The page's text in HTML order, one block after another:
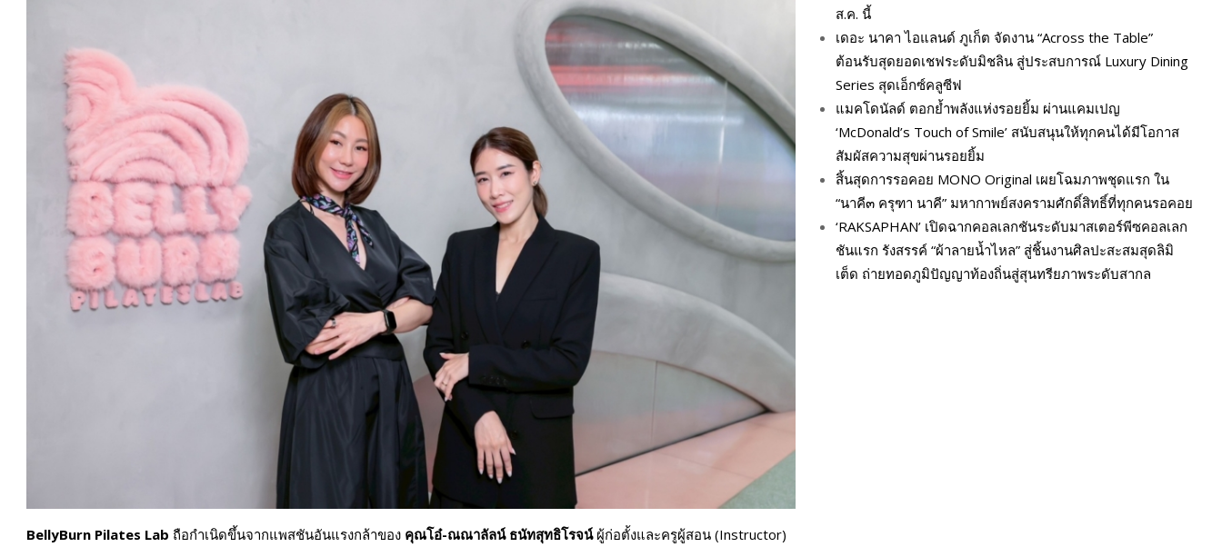
BellyBurn Pilates Lab ถือกำเนิดขึ้นจากแพสชันอันแรงกล้าของ คุณโอ๋-ณณาลัลน์ ธนัทสุทธิโรจน์ ผู้ก่อตั้งและครูผู้สอน (Instructor)
ส.ค. นี้
เดอะ นาคา ไอแลนด์ ภูเก็ต จัดงาน “Across the Table”
ต้อนรับสุดยอดเชฟระดับมิชลิน สู่ประสบการณ์ Luxury Dining
Series สุดเอ็กซ์คลูซีฟ
แมคโดนัลด์ ตอกย้ำพลังแห่งรอยยิ้ม ผ่านแคมเปญ
‘McDonald’s Touch of Smile’ สนับสนุนให้ทุกคนได้มีโอกาส
สัมผัสความสุขผ่านรอยยิ้ม
สิ้นสุดการรอคอย MONO Original เผยโฉมภาพชุดแรก ใน
“นาคี๓ ครุฑา นาคี” มหากาพย์สงครามศักดิ์สิทธิ์ที่ทุกคนรอคอย
‘RAKSAPHAN’ เปิดฉากคอลเลกชันระดับมาสเตอร์พีซคอลเลก
ชันแรก รังสรรค์ “ผ้าลายน้ำไหล” สู่ชิ้นงานศิลปะสะสมสุดลิมิ
เต็ด ถ่ายทอดภูมิปัญญาท้องถิ่นสู่สุนทรียภาพระดับสากล